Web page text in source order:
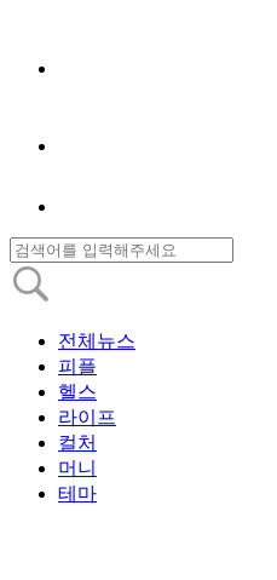
전체뉴스
피플
헬스
라이프
컬처
머니
테마